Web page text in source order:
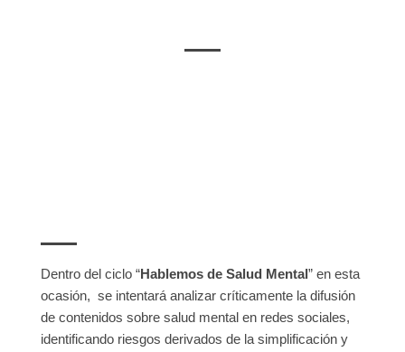
Dentro del ciclo “Hablemos de Salud Mental” en esta
ocasión, se intentará analizar críticamente la difusión
de contenidos sobre salud mental en redes sociales,
identificando riesgos derivados de la simplificación y